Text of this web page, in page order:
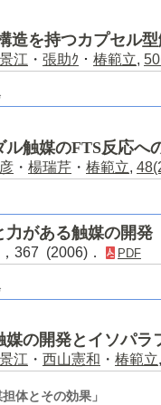
造を持つカプセル
江 ・ 張助ｸ ・ 椿範立,
触媒のFTS反応へ
・ 楊瑞芹 ・ 椿範立,
力がある触媒の開発
，367 (2006)． PDF
媒の開発とイソパ
江 ・ 西山憲和 ・ 椿範立,
体とその効果」